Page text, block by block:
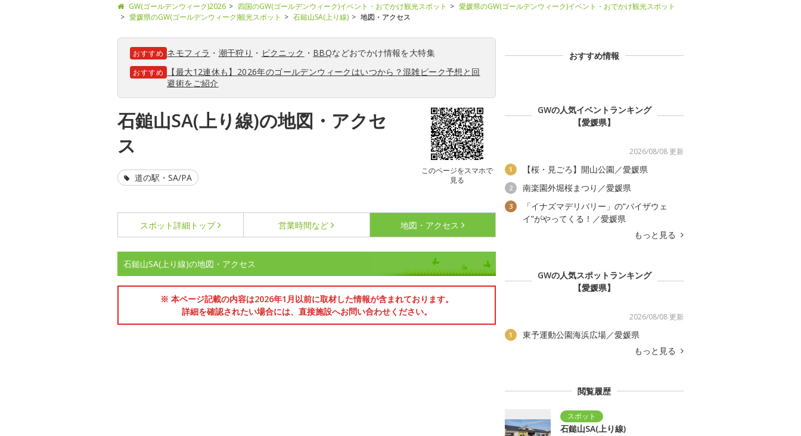
GW(ゴールデンウィーク)2026 四国のGW(ゴールデンウィーク)イベント・おでかけ観光スポット
愛媛県のGW(ゴールデンウィーク)イベント・おでかけ観光スポット
愛媛県のGW(ゴールデンウィーク)観光スポット
石鎚山SA(上り線) 地図・アクセス
おすすめ ネモフィラ ・ 潮干狩り ・ ピクニック ・ BBQなどおでかけ情報を大特集
おすすめ
【最大12連休も】2026年のゴールデンウィークはいつから？混雑ピーク予想と回
避術をご紹介
石鎚山SA(上り線)の地図・アクセ
ス
このページをスマホで
見る
道の駅・SA/PA
スポット詳細 トップ 営業時間など 地図・アクセス
石鎚山SA(上り線)の地図・アクセス
※ 本ページ記載の内容は2026年1月以前に取材した情報が含まれております。
詳細を確認されたい場合には、直接施設へお問い合わせください。
おすすめ情報
GWの人気イベントランキング
【愛媛県】
2026/08/08 更新
1 【桜・見ごろ】開山公園／愛媛県
2 南楽園外堀桜まつり／愛媛県
3
「イナズマデリバリー」の“バイザウェ
イ”がやってくる！／愛媛県
もっと見る
GWの人気スポットランキング
【愛媛県】
2026/08/08 更新
1
東予運動公園海浜広場／愛媛県
もっと見る
閲覧履歴
石鎚山SA(上り線)